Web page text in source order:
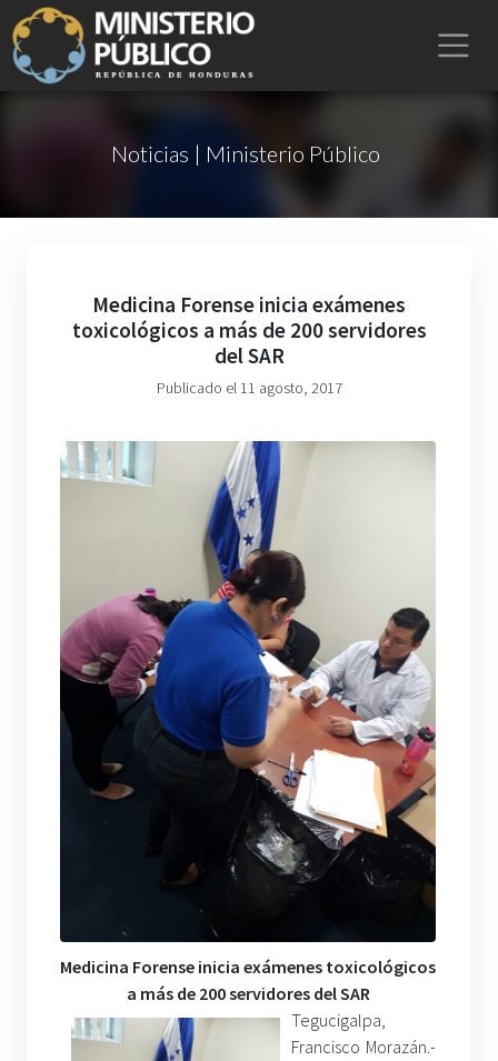
Noticias | Ministerio Público
Medicina Forense inicia exámenes
toxicológicos a más de 200 servidores
del SAR
Publicado el 11 agosto, 2017
Medicina Forense inicia exámenes toxicológicos
a más de 200 servidores del SAR
Tegucigalpa,
Francisco Morazán.-